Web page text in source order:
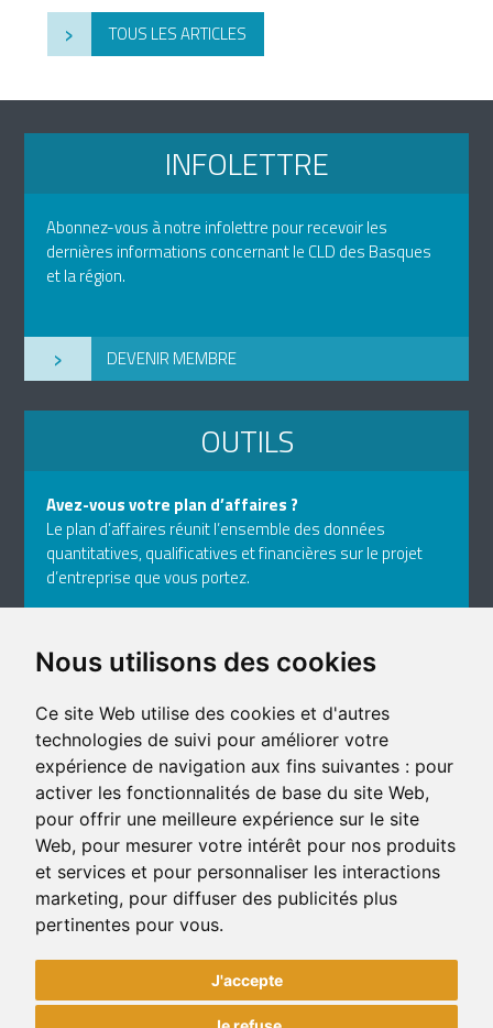
Nous utilisons des cookies
Ce site Web utilise des cookies et d'autres
technologies de suivi pour améliorer votre
expérience de navigation aux fins suivantes : pour
activer les fonctionnalités de base du site Web,
pour offrir une meilleure expérience sur le site
Web, pour mesurer votre intérêt pour nos produits
et services et pour personnaliser les interactions
marketing, pour diffuser des publicités plus
pertinentes pour vous.
J'accepte
› TOUS LES ARTICLES
INFOLETTRE
Abonnez-vous à notre infolettre pour recevoir les
dernières informations concernant le CLD des Basques
et la région.
› DEVENIR MEMBRE
OUTILS
Avez-vous votre plan d’affaires ?
Le plan d’affaires réunit l’ensemble des données
quantitatives, qualificatives et financières sur le projet
d’entreprise que vous portez.
400-1, rue Jean-Rioux
Trois-Pistoles (Québec) G0L 4K0
Téléphone: 418 851-1481
Télécopieur: 418 851-1237
Courriel